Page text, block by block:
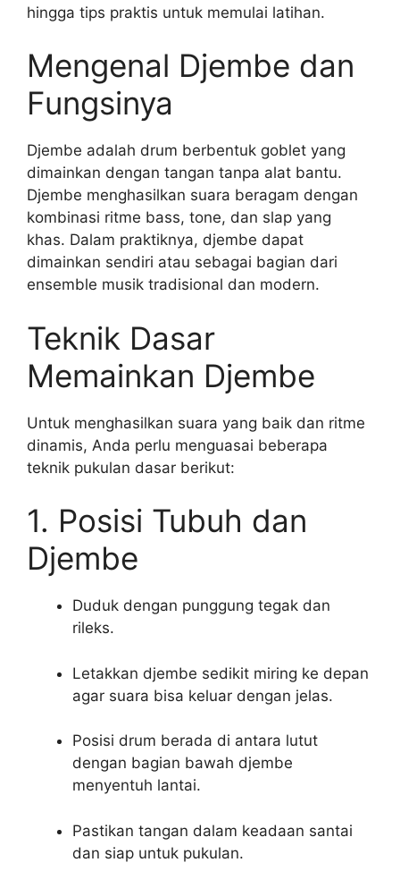
hingga tips praktis untuk memulai latihan.
Mengenal Djembe dan
Fungsinya
Djembe adalah drum berbentuk goblet yang
dimainkan dengan tangan tanpa alat bantu.
Djembe menghasilkan suara beragam dengan
kombinasi ritme bass, tone, dan slap yang
khas. Dalam praktiknya, djembe dapat
dimainkan sendiri atau sebagai bagian dari
ensemble musik tradisional dan modern.
Teknik Dasar
Memainkan Djembe
Untuk menghasilkan suara yang baik dan ritme
dinamis, Anda perlu menguasai beberapa
teknik pukulan dasar berikut:
1. Posisi Tubuh dan
Djembe
Duduk dengan punggung tegak dan
rileks.
Letakkan djembe sedikit miring ke depan
agar suara bisa keluar dengan jelas.
Posisi drum berada di antara lutut
dengan bagian bawah djembe
menyentuh lantai.
Pastikan tangan dalam keadaan santai
dan siap untuk pukulan.